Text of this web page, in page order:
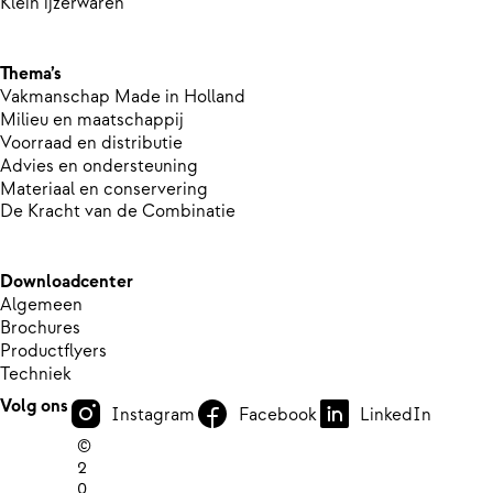
Thema’s
Vakmanschap Made in Holland
Milieu en maatschappij
Voorraad en distributie
Advies en ondersteuning
Materiaal en conservering
De Kracht van de Combinatie
Downloadcenter
Algemeen
Brochures
Productflyers
Techniek
Volg ons
Instagram Facebook
LinkedIn
©
2